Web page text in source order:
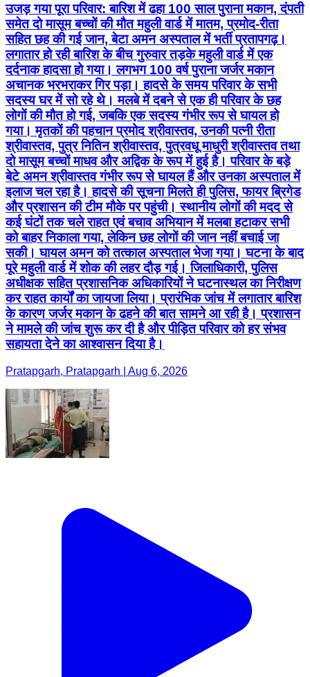
उजड़ गया पूरा परिवार: बारिश में ढहा 100 साल पुराना मकान, दंपती
समेत दो मासूम बच्चों की मौत महुली वार्ड में मातम, प्रमोद-रीता
सहित छह की गई जान, बेटा अमन अस्पताल में भर्ती प्रतापगढ़।
लगातार हो रही बारिश के बीच गुरुवार तड़के महुली वार्ड में एक
दर्दनाक हादसा हो गया। लगभग 100 वर्ष पुराना जर्जर मकान
अचानक भरभराकर गिर पड़ा। हादसे के समय परिवार के सभी
सदस्य घर में सो रहे थे। मलबे में दबने से एक ही परिवार के छह
लोगों की मौत हो गई, जबकि एक सदस्य गंभीर रूप से घायल हो
गया। मृतकों की पहचान प्रमोद श्रीवास्तव, उनकी पत्नी रीता
श्रीवास्तव, पुत्र नितिन श्रीवास्तव, पुत्रवधू माधुरी श्रीवास्तव तथा
दो मासूम बच्चों माधव और अद्विक के रूप में हुई है। परिवार के बड़े
बेटे अमन श्रीवास्तव गंभीर रूप से घायल हैं और उनका अस्पताल में
इलाज चल रहा है। हादसे की सूचना मिलते ही पुलिस, फायर ब्रिगेड
और प्रशासन की टीम मौके पर पहुंची। स्थानीय लोगों की मदद से
कई घंटों तक चले राहत एवं बचाव अभियान में मलबा हटाकर सभी
को बाहर निकाला गया, लेकिन छह लोगों की जान नहीं बचाई जा
सकी। घायल अमन को तत्काल अस्पताल भेजा गया। घटना के बाद
पूरे महुली वार्ड में शोक की लहर दौड़ गई। जिलाधिकारी, पुलिस
अधीक्षक सहित प्रशासनिक अधिकारियों ने घटनास्थल का निरीक्षण
कर राहत कार्यों का जायजा लिया। प्रारंभिक जांच में लगातार बारिश
के कारण जर्जर मकान के ढहने की बात सामने आ रही है। प्रशासन
ने मामले की जांच शुरू कर दी है और पीड़ित परिवार को हर संभव
सहायता देने का आश्वासन दिया है।
Pratapgarh, Pratapgarh | Aug 6, 2026